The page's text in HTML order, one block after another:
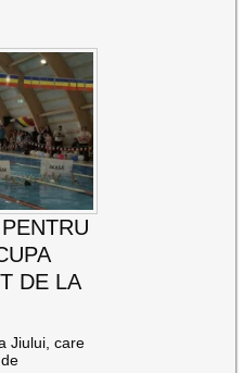
DE LA
Jiului, care